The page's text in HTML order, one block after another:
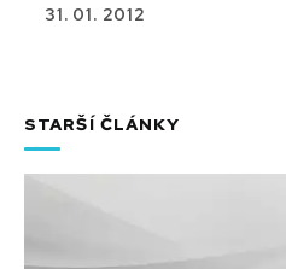
31. 01. 2012
STARŠÍ ČLÁNKY